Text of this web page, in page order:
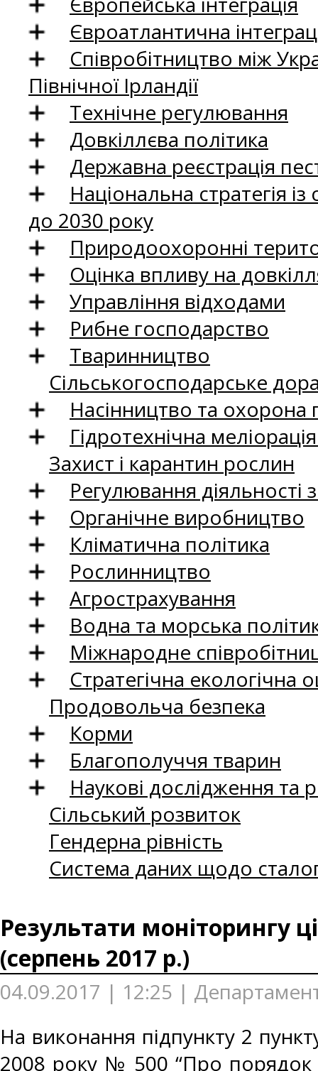
Євроатлантична
Співробітництво між
Північної Ірландії
Технічне регулювання
Довкіллєва політика
Державна реєстрація
Національна стратегія
до 2030 року
Природоохоронні
Оцінка впливу на
Управління відходами
Рибне господарство
Тваринництво
Сільськогосподарське
Насінництво та
Гідротехнічна
Захист і карантин рослин
Регулювання
Органічне виробництво
Кліматична політика
Рослинництво
Агрострахування
Водна та морська
Міжнародне
Стратегічна екологічна
Продовольча безпека
Корми
Благополуччя тварин
Наукові дослідження та
Сільський розвиток
Гендерна рівність
Система даних щодо
Результати моніторингу
(серпень 2017 р.)
04.09.2017 | 12:25 |
На виконання підпункту 2
2008 року № 500 “Про порядок